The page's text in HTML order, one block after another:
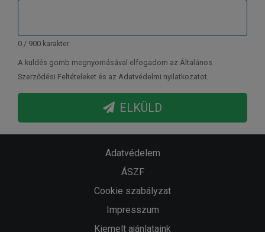
0 / 900 karakter
A küldés gomb megnyomásával elfogadom az Általános
Szerződési Feltételeket és az Adatvédelmi nyilatkozatot.
ELKÜLD
Adatvédelem
ÁSZF
Cookie szabályzat
Impresszum
Kiemelt ajánlataink